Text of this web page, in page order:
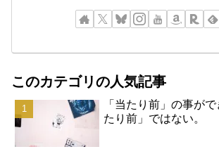
このカテゴリの人気記事
「当たり前」の事が
たり前」ではない。